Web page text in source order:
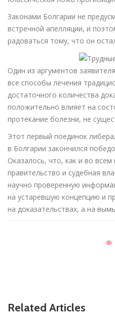
Законами Болгарии не
встречной апелляции, и
радоваться тому, что он
Один из аргументов
все способы лечения
достаточного количества
положительно влияет на
протекание болезни, не
Этот первый поединок
в Болгарии закончился
Оказалось, что, как и во всем
правительство и судебная
научно проверенную
на устаревшую концепцию и
на доказательствах, а на
Related Articles